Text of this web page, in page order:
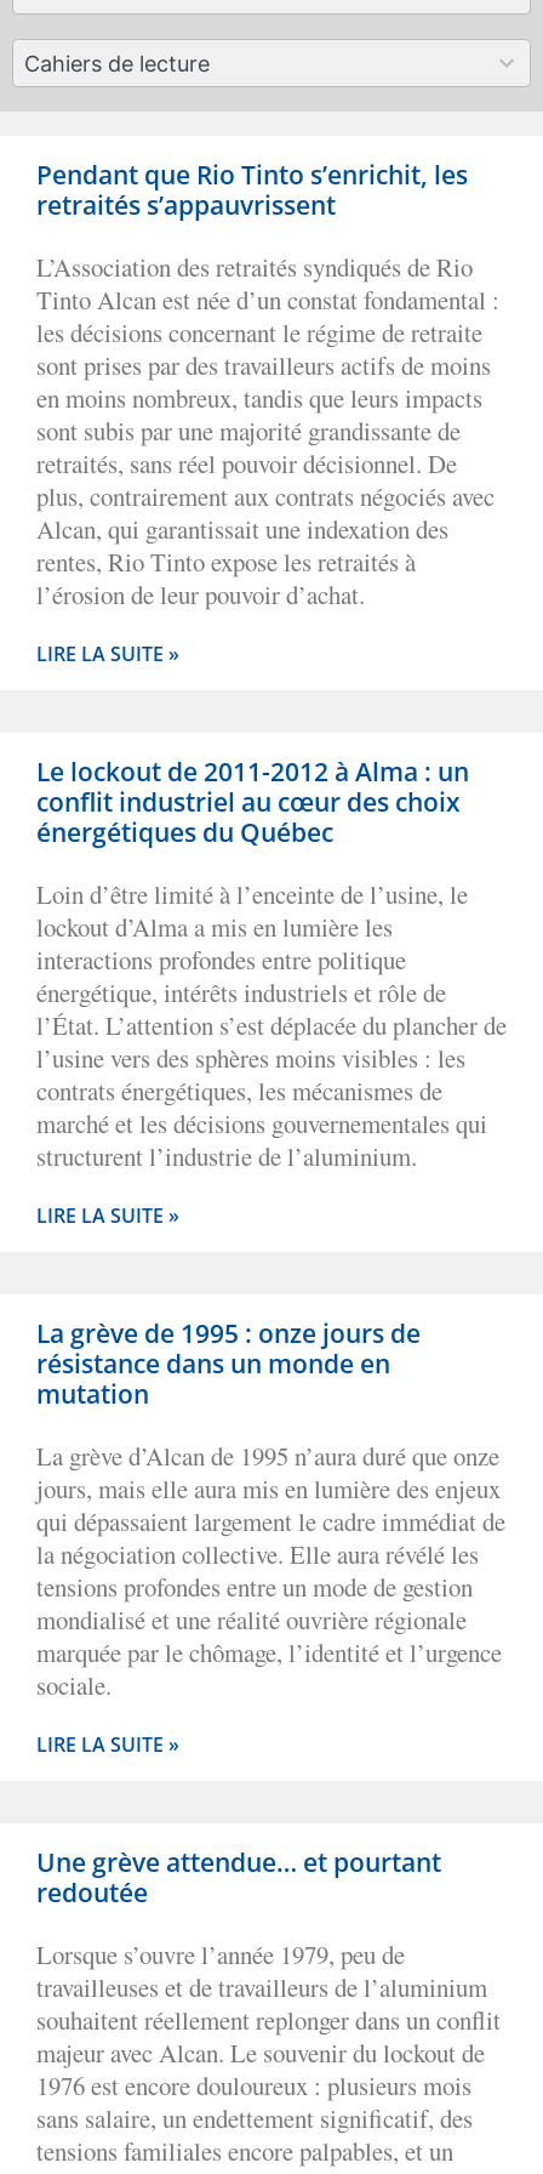
Cahiers de lecture
50
results
Pendant que Rio Tinto s’enrichit, les
retraités s’appauvrissent
L’Association des retraités syndiqués de Rio
Tinto Alcan est née d’un constat fondamental :
les décisions concernant le régime de retraite
sont prises par des travailleurs actifs de moins
en moins nombreux, tandis que leurs impacts
sont subis par une majorité grandissante de
retraités, sans réel pouvoir décisionnel. De
plus, contrairement aux contrats négociés avec
Alcan, qui garantissait une indexation des
rentes, Rio Tinto expose les retraités à
l’érosion de leur pouvoir d’achat.
LIRE LA SUITE »
Le lockout de 2011-2012 à Alma : un
conflit industriel au cœur des choix
énergétiques du Québec
Loin d’être limité à l’enceinte de l’usine, le
lockout d’Alma a mis en lumière les
interactions profondes entre politique
énergétique, intérêts industriels et rôle de
l’État. L’attention s’est déplacée du plancher de
l’usine vers des sphères moins visibles : les
contrats énergétiques, les mécanismes de
marché et les décisions gouvernementales qui
structurent l’industrie de l’aluminium.
LIRE LA SUITE »
La grève de 1995 : onze jours de
résistance dans un monde en
mutation
La grève d’Alcan de 1995 n’aura duré que onze
jours, mais elle aura mis en lumière des enjeux
qui dépassaient largement le cadre immédiat de
la négociation collective. Elle aura révélé les
tensions profondes entre un mode de gestion
mondialisé et une réalité ouvrière régionale
marquée par le chômage, l’identité et l’urgence
sociale.
LIRE LA SUITE »
Une grève attendue… et pourtant
redoutée
Lorsque s’ouvre l’année 1979, peu de
travailleuses et de travailleurs de l’aluminium
souhaitent réellement replonger dans un conflit
majeur avec Alcan. Le souvenir du lockout de
1976 est encore douloureux : plusieurs mois
sans salaire, un endettement significatif, des
tensions familiales encore palpables, et un